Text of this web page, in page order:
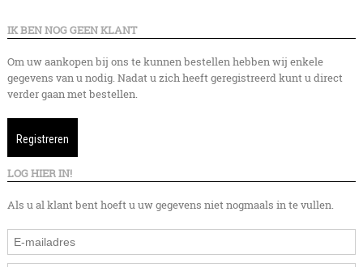
IK BEN NOG GEEN KLANT
Om uw aankopen bij ons te kunnen bestellen hebben wij enkele
gegevens van u nodig. Nadat u zich heeft geregistreerd kunt u direct
verder gaan met bestellen.
Registreren
LOG HIER IN!
Als u al klant bent hoeft u uw gegevens niet nogmaals in te vullen.